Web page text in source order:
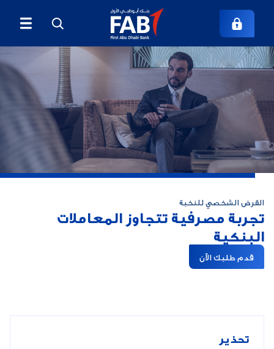
القرض الشخصي للنخبة
تجربة مصرفية تتجاوز المعاملات
البنكية
قدم طلبك الآن
تحذير